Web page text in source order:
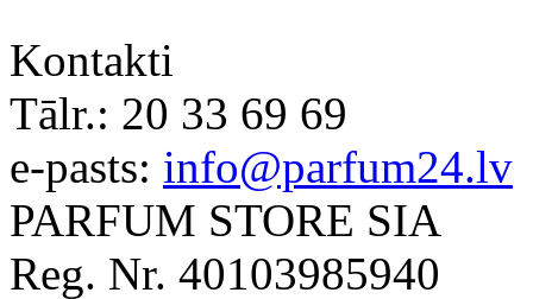
Kontakti
Tālr.: 20 33 69 69
e-pasts: info@parfum24.lv
PARFUM STORE SIA
Reg. Nr. 40103985940